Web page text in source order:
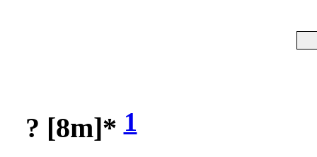
? [8m]*1